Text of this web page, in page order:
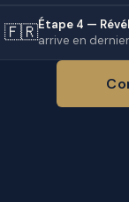
🇫🇷Étape 4 —
arrive en